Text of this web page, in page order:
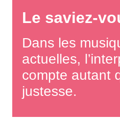
Le saviez-
Dans les
actuelles,
compte autant
justesse.